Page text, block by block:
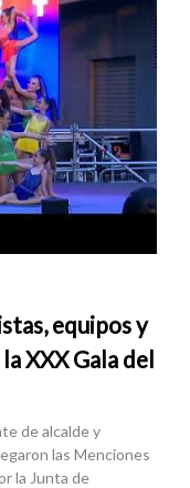
equipos y
XXX Gala del
de alcalde y
las Menciones
la Junta de